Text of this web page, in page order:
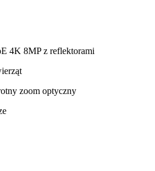
4K 8MP z reflektorami
zoom optyczny